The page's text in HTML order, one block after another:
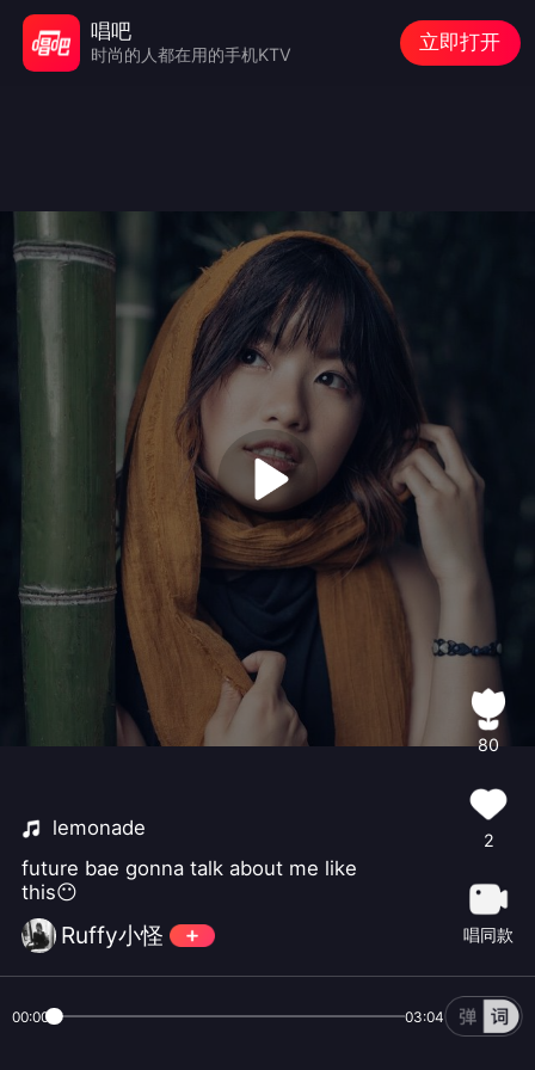
lemonade
future bae gonna talk about me like
this😶
Ruffy小怪
80
2
唱同款
00:00 03:04
唱吧
时尚的人都在用的手机KTV
立即打开